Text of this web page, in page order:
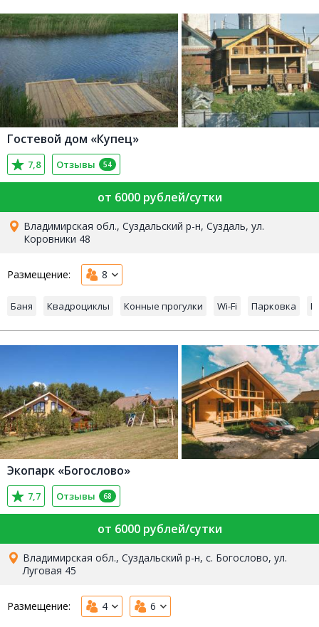
Гостевой дом «Купец»
7,8 Отзывы 54
от 6000 рублей/сутки
Владимирская обл., Суздальский р-н, Суздаль, ул.
Коровники 48
Размещение: 8
Баня Квадроциклы Конные прогулки Wi-Fi Парковка
Экопарк «Богослово»
7,7 Отзывы 68
от 6000 рублей/сутки
Владимирская обл., Суздальский р-н, с. Богослово, ул.
Луговая 45
Размещение: 4 6